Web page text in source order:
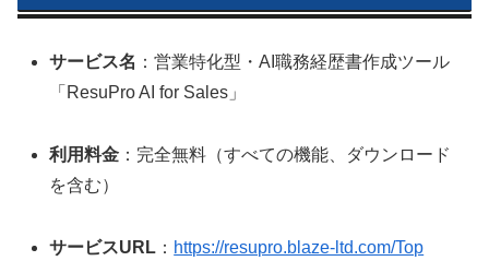
サービス名 ：営業特化型・AI職務経歴書作成ツール
「ResuPro AI for Sales」
利用料金 ：完全無料（すべての機能、ダウンロード
を含む）
サービスURL ： https://resupro.blaze-ltd.com/Top